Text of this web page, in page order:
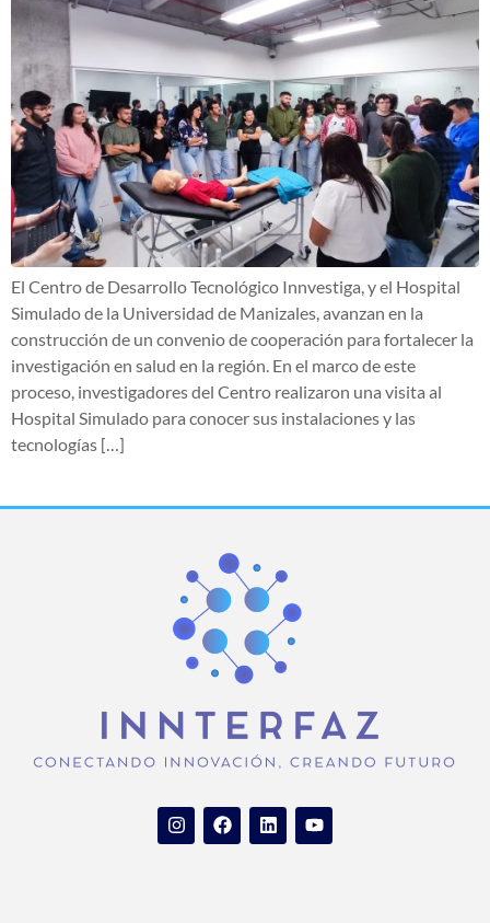
El Centro de Desarrollo Tecnológico Innvestiga, y el Hospital
Simulado de la Universidad de Manizales, avanzan en la
construcción de un convenio de cooperación para fortalecer la
investigación en salud en la región. En el marco de este
proceso, investigadores del Centro realizaron una visita al
Hospital Simulado para conocer sus instalaciones y las
tecnologías […]